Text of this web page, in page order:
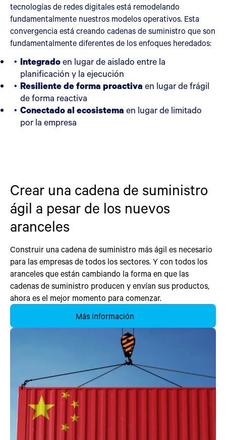
tecnologías de redes digitales está remodelando
fundamentalmente nuestros modelos operativos. Esta
convergencia está creando cadenas de suministro que son
fundamentalmente diferentes de los enfoques heredados:
Integradoen lugar de aislado entre la
planificación y la ejecución
Resiliente de forma proactiva en lugar de frágil
de forma reactiva
Conectado al ecosistema en lugar de limitado
por la empresa
Crear una cadena de suministro
ágil a pesar de los nuevos
aranceles
Construir una cadena de suministro más ágil es necesario
para las empresas de todos los sectores. Y con todos los
aranceles que están cambiando la forma en que las
cadenas de suministro producen y envían sus productos,
ahora es el mejor momento para comenzar.
Más información